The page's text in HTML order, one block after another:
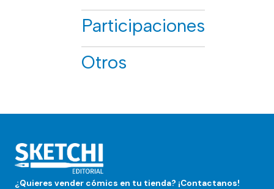
Participaciones
Otros
¿Quieres vender cómics en tu tienda? ¡Contactanos!